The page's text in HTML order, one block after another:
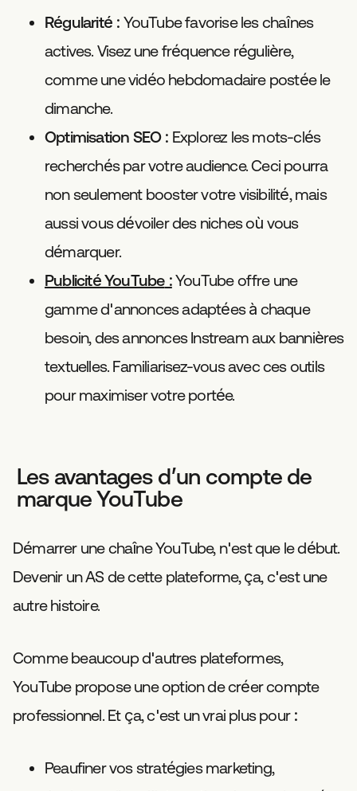
Régularité : YouTube favorise les chaînes
actives. Visez une fréquence régulière,
comme une vidéo hebdomadaire postée le
dimanche.
Optimisation SEO: Explorez les mots-clés
recherchés par votre audience. Ceci pourra
non seulement booster votre visibilité, mais
aussi vous dévoiler des niches où vous
démarquer.
Publicité YouTube:YouTube offre une
gamme d'annonces adaptées à chaque
besoin, des annonces Instream aux bannières
textuelles. Familiarisez-vous avec ces outils
pour maximiser votre portée.
Les avantages d’un compte de
marque YouTube
Démarrer une chaîne YouTube, n'est que le début.
Devenir un AS de cette plateforme, ça, c'est une
autre histoire.
Comme beaucoup d'autres plateformes,
YouTube propose une option de créer compte
professionnel. Et ça, c'est un vrai plus pour :
Peaufiner vos stratégies marketing,